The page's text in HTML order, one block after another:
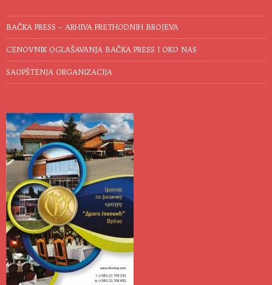
BAČKA PRESS – ARHIVA PRETHODNIH BROJEVA
CENOVNIK OGLAŠAVANJA BAČKA PRESS I OKO NAS
SAOPŠTENJA ORGANIZACIJA